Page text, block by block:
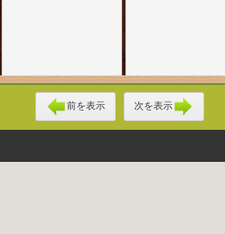
前を表示 次を表示